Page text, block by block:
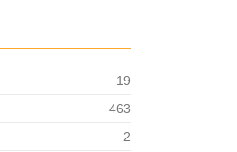
19
463
2